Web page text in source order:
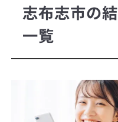
志布志市の
一覧